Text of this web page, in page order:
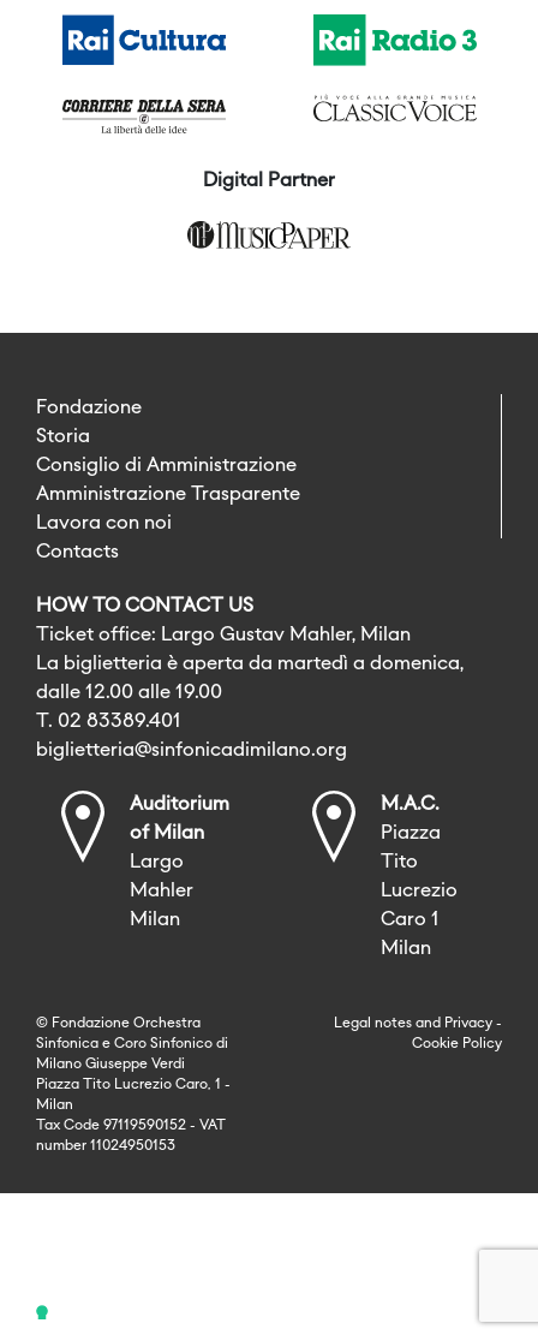
Digital Partner
Fondazione
Storia
Consiglio di Amministrazione
Amministrazione Trasparente
Lavora con noi
Contacts
HOW TO CONTACT US
Ticket office: Largo Gustav Mahler, Milan
La biglietteria è aperta da martedì a domenica,
dalle 12.00 alle 19.00
T. 02 83389.401
biglietteria@sinfonicadimilano.org
Auditorium
of Milan
Largo
Mahler
Milan
M.A.C.
Piazza
Tito
Lucrezio
Caro 1
Milan
© Fondazione Orchestra
Sinfonica e Coro Sinfonico di
Milano Giuseppe Verdi
Piazza Tito Lucrezio Caro, 1 -
Milan
Tax Code 97119590152 - VAT
number 11024950153
Legal notes and Privacy -
Cookie Policy